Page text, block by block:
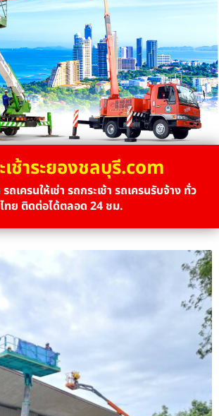
เช้าระยองชลบุรี.com
ถเครนให้เช่า รถกระเช้า รถเครนรับจ้าง ทั่ว
ไทย ติดต่อได้ตลอด 24 ชม.